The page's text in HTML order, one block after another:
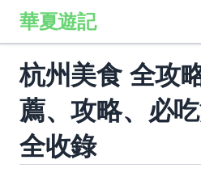
華夏遊記
杭州美食 全攻
薦、攻略、必
全收錄